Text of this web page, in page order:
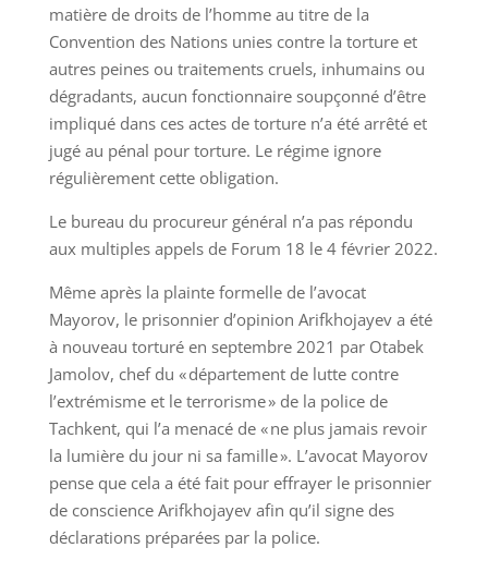
matière de droits de l’homme au titre de la
Convention des Nations unies contre la torture et
autres peines ou traitements cruels, inhumains ou
dégradants, aucun fonctionnaire soupçonné d’être
impliqué dans ces actes de torture n’a été arrêté et
jugé au pénal pour torture. Le régime ignore
régulièrement cette obligation.
Le bureau du procureur général n’a pas répondu
aux multiples appels de Forum 18 le 4 février 2022.
Même après la plainte formelle de l’avocat
Mayorov, le prisonnier d’opinion Arifkhojayev a été
à nouveau torturé en septembre 2021 par Otabek
Jamolov, chef du « département de lutte contre
l’extrémisme et le terrorisme » de la police de
Tachkent, qui l’a menacé de « ne plus jamais revoir
la lumière du jour ni sa famille ». L’avocat Mayorov
pense que cela a été fait pour effrayer le prisonnier
de conscience Arifkhojayev afin qu’il signe des
déclarations préparées par la police.